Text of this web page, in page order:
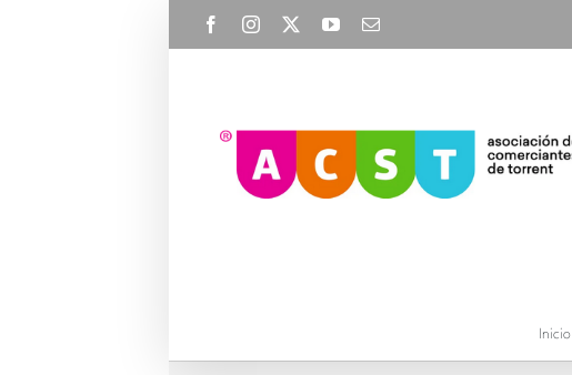
FacebookInstagram YouTubeEmail
Inicio